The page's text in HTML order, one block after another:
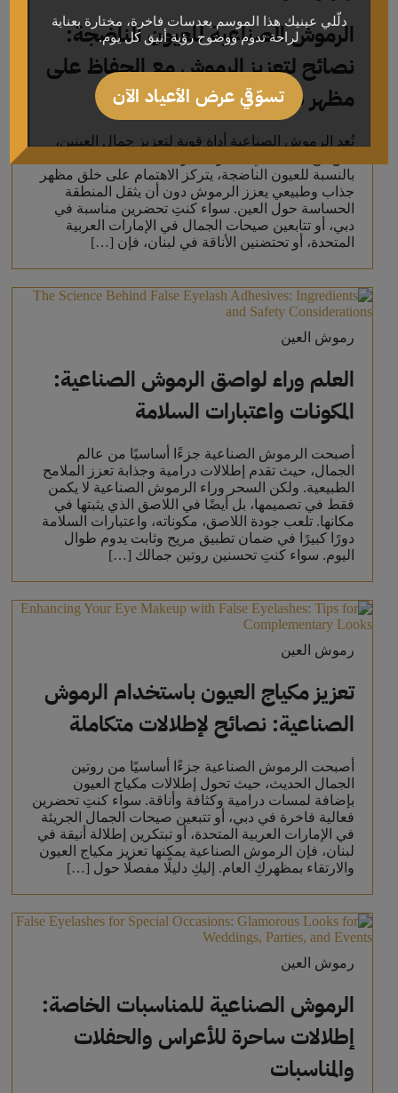
الرموش الصناعية للعيون الناضجة:
نصائح لتعزيز الرموش مع الحفاظ على
مظهر طبيعي
تُعد الرموش الصناعية أداة قوية لتعزيز جمال العينين،
بالنسبة للعيون الناضجة، يتركز الاهتمام على خلق مظهر
جذاب وطبيعي يعزز الرموش دون أن يثقل المنطقة
الحساسة حول العين. سواء كنتِ تحضرين مناسبة في
دبي، أو تتابعين صيحات الجمال في الإمارات العربية
المتحدة، أو تحتضنين الأناقة في لبنان، فإن […]
رموش العين
العلم وراء لواصق الرموش الصناعية:
المكونات واعتبارات السلامة
أصبحت الرموش الصناعية جزءًا أساسيًا من عالم
الجمال، حيث تقدم إطلالات درامية وجذابة تعزز الملامح
الطبيعية. ولكن السحر وراء الرموش الصناعية لا يكمن
فقط في تصميمها، بل أيضًا في اللاصق الذي يثبتها في
مكانها. تلعب جودة اللاصق، مكوناته، واعتبارات السلامة
دورًا كبيرًا في ضمان تطبيق مريح وثابت يدوم طوال
اليوم. سواء كنتِ تحسنين روتين جمالك […]
رموش العين
تعزيز مكياج العيون باستخدام الرموش
الصناعية: نصائح لإطلالات متكاملة
أصبحت الرموش الصناعية جزءًا أساسيًا من روتين
الجمال الحديث، حيث تحول إطلالات مكياج العيون
بإضافة لمسات درامية وكثافة وأناقة. سواء كنتِ تحضرين
فعالية فاخرة في دبي، أو تتبعين صيحات الجمال الجريئة
في الإمارات العربية المتحدة، أو تبتكرين إطلالة أنيقة في
لبنان، فإن الرموش الصناعية يمكنها تعزيز مكياج العيون
والارتقاء بمظهركِ العام. إليكِ دليلًا مفصلًا حول […]
رموش العين
الرموش الصناعية للمناسبات الخاصة:
إطلالات ساحرة للأعراس والحفلات
والمناسبات
دلّلي عينيك هذا الموسم بعدسات فاخرة، مختارة بعناية
لراحة تدوم ووضوح رؤية أنيق كل يوم.
تسوّقي عرض الأعياد الآن